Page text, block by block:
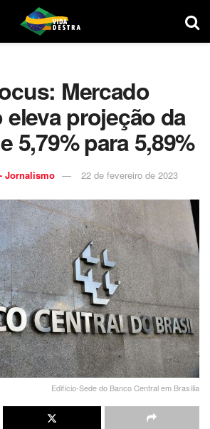
Mercado
projeção da
5,79% para 5,89%
Jornalismo 22 de fevereiro de 2023
Edifício-Sede do Banco Central em Brasília